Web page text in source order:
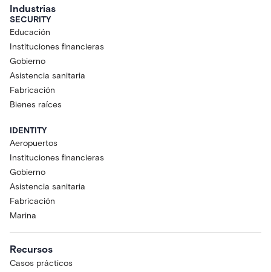
Industrias
SECURITY
Educación
Instituciones financieras
Gobierno
Asistencia sanitaria
Fabricación
Bienes raíces
IDENTITY
Aeropuertos
Instituciones financieras
Gobierno
Asistencia sanitaria
Fabricación
Marina
Recursos
Casos prácticos